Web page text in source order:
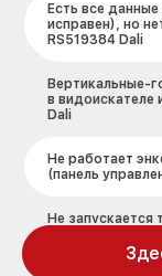
Есть все
исправен), но
RS519384 Dali
Вертикальные-
в видоискателе
Dali
Не работает
(панель
Не запускается